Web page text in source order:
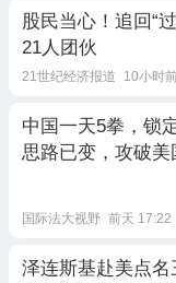
股民当心！追回“
21人团伙
21世纪经济报道 10小时
中国一天5拳，锁
思路已变，攻破
国际法大视野 前天 17:22
泽连斯基赴美点名